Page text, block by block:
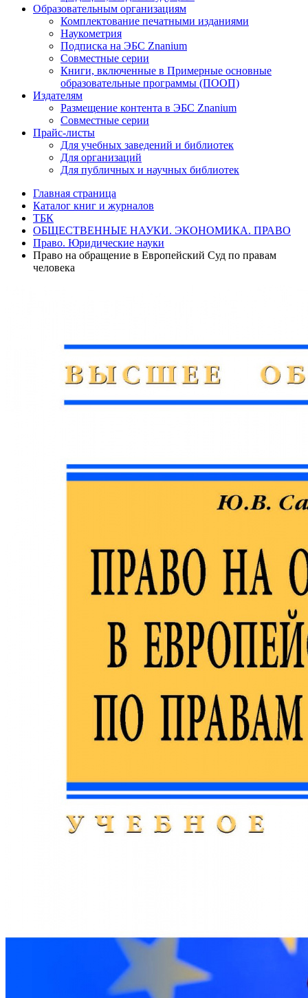
Образовательным организациям
Комплектование печатными изданиями
Наукометрия
Подписка на ЭБС Znanium
Совместные серии
Книги, включенные в Примерные основные
образовательные программы (ПООП)
Издателям
Размещение контента в ЭБС Znanium
Совместные серии
Прайс-листы
Для учебных заведений и библиотек
Для организаций
Для публичных и научных библиотек
Главная страница
Каталог книг и журналов
ТБК
ОБЩЕСТВЕННЫЕ НАУКИ. ЭКОНОМИКА. ПРАВО
Право. Юридические науки
Право на обращение в Европейский Суд по правам
человека